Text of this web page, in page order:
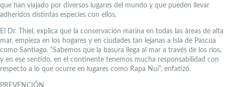
que han viajado por diversos lugares del mundo y que pueden llevar
adheridos distintas especies con ellos.
El Dr. Thiel, explica que la conservación marina en todas las áreas de alta
mar, empieza en los hogares y en ciudades tan lejanas a Isla de Pascua
como Santiago. “Sabemos que la basura llega al mar a través de los ríos,
y en ese sentido, en el continente tenemos mucha responsabilidad con
respecto a lo que ocurre en lugares como Rapa Nui”, enfatizó.
PREVENCIÓN